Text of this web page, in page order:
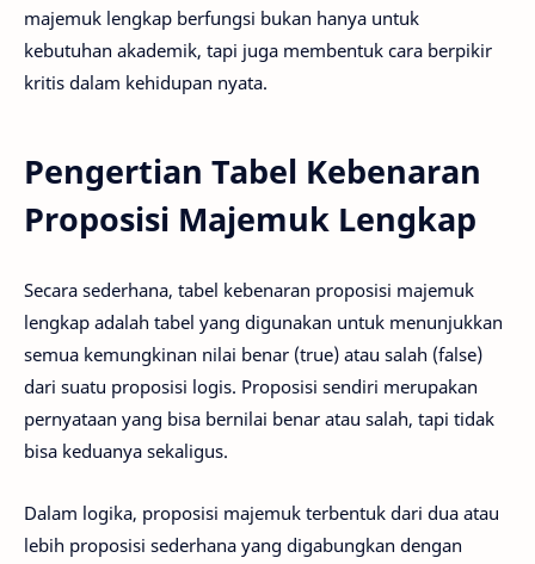
majemuk lengkap berfungsi bukan hanya untuk
kebutuhan akademik, tapi juga membentuk cara berpikir
kritis dalam kehidupan nyata.
Pengertian Tabel Kebenaran
Proposisi Majemuk Lengkap
Secara sederhana, tabel kebenaran proposisi majemuk
lengkap adalah tabel yang digunakan untuk menunjukkan
semua kemungkinan nilai benar (true) atau salah (false)
dari suatu proposisi logis. Proposisi sendiri merupakan
pernyataan yang bisa bernilai benar atau salah, tapi tidak
bisa keduanya sekaligus.
Dalam logika, proposisi majemuk terbentuk dari dua atau
lebih proposisi sederhana yang digabungkan dengan